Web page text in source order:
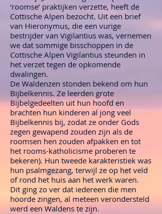
‘roomse’ praktijken verzette, heeft de
Cottische Alpen bezocht. Uit een brief
van Hieronymus, die een vurige
bestrijder van Vigilantius was, vernemen
we dat sommige bisschoppen in de
Cottische Alpen Vigilantius steunden in
het verzet tegen de opkomende
dwalingen.
De Waldenzen stonden bekend om hun
Bijbelkennis. Ze leerden grote
Bijbelgedeelten uit hun hoofd en
brachten hun kinderen al jong veel
Bijbelkennis bij, zodat ze onder Gods
zegen gewapend zouden zijn als de
roomsen hen zouden afpakken en tot
het rooms-katholicisme proberen te
bekeren). Hun tweede karakteristiek was
hun psalmgezang, terwijl ze op het veld
of rond het huis aan het werk waren.
Dit ging zo ver dat iedereen die men
hoorde zingen, al meteen verondersteld
werd een Waldens te zijn.